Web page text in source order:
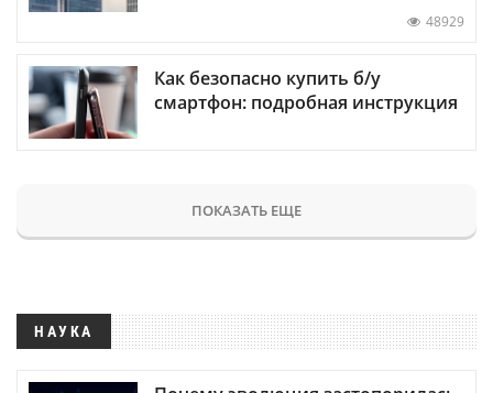
48929
Как безопасно купить б/у
смартфон: подробная инструкция
ПОКАЗАТЬ ЕЩЕ
НАУКА